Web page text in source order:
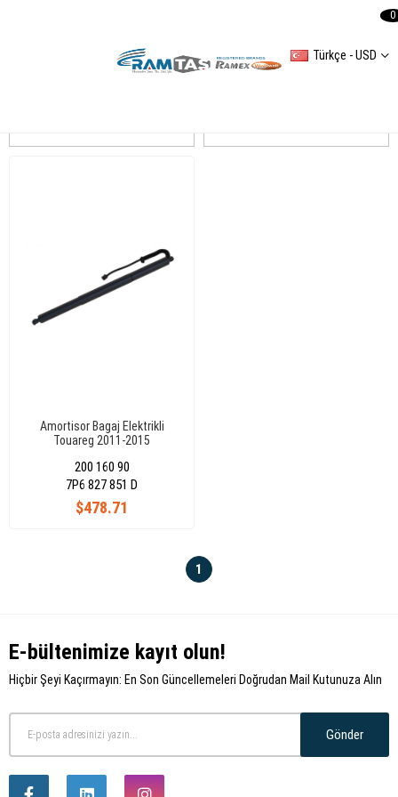
Türkçe - USD
0
Amortisor Bagaj Elektrikli
Touareg 2011-2015
200 160 90
$478.71
7P6 827 851 D
1
E-bültenimize kayıt olun!
Hiçbir Şeyi Kaçırmayın: En Son Güncellemeleri Doğrudan Mail Kutunuza Alın
Gönder